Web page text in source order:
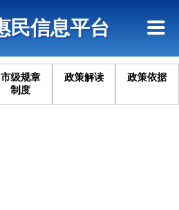
民信息平台
市级规章
制度
政策解读 政策依据